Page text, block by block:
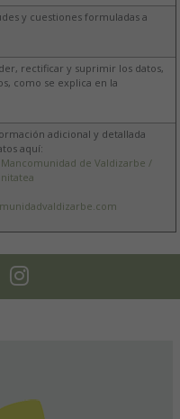
y cuestiones formuladas a
rectificar y suprimir los datos,
como se explica en la
adicional y detallada
aquí:
de Valdizarbe /
Instagram